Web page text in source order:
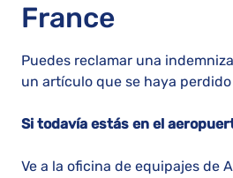
France
Puedes reclamar una
un artículo que se haya
Si todavía estás en el
Ve a la oficina de equipajes de